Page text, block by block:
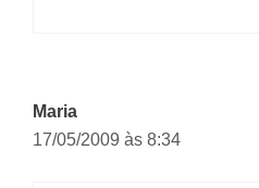
Maria
17/05/2009 às 8:34